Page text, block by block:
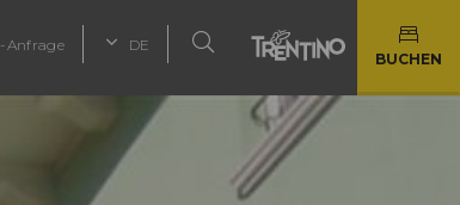
Anfrage DE
BUCHEN